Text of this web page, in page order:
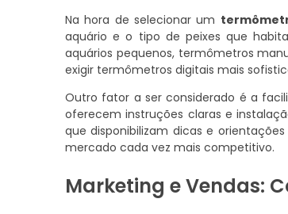
Na hora de selecionar um
aquário e o tipo de peixes que
aquários pequenos, termômetros
exigir termômetros digitais mais
Outro fator a ser considerado é a
oferecem instruções claras e
que disponibilizam dicas e
mercado cada vez mais competitivo.
Marketing e Vendas: